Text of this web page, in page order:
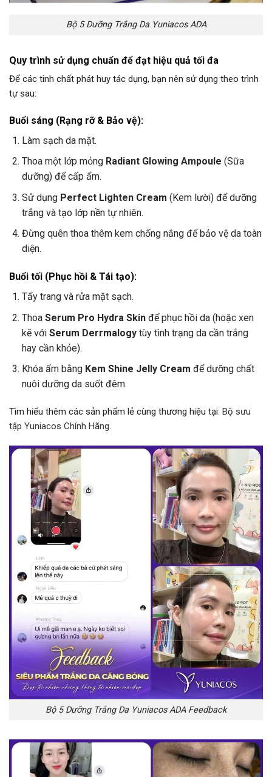
Bộ 5 Dưỡng Trắng Da Yuniacos ADA
Quy trình sử dụng chuẩn để đạt hiệu quả tối đa
Để các tinh chất phát huy tác dụng, bạn nên sử dụng theo trình
tự sau:
Buổi sáng (Rạng rỡ & Bảo vệ):
Làm sạch da mặt.
Thoa một lớp mỏng Radiant Glowing Ampoule (Sữa
dưỡng) để cấp ẩm.
Sử dụng Perfect Lighten Cream (Kem lười) để dưỡng
trắng và tạo lớp nền tự nhiên.
Đừng quên thoa thêm kem chống nắng để bảo vệ da toàn
diện.
Buổi tối (Phục hồi & Tái tạo):
Tẩy trang và rửa mặt sạch.
Thoa Serum Pro Hydra Skinđể phục hồi da (hoặc xen
kẽ với Serum Derrmalogytùy tình trạng da cần trắng
hay cần khỏe).
Khóa ẩm bằng Kem Shine Jelly Cream để dưỡng chất
nuôi dưỡng da suốt đêm.
Tìm hiểu thêm các sản phẩm lẻ cùng thương hiệu tại: Bộ sưu
tập Yuniacos Chính Hãng.
Bộ 5 Dưỡng Trắng Da Yuniacos ADA Feedback